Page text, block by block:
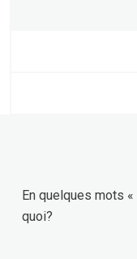
En quelques mots «
quoi?